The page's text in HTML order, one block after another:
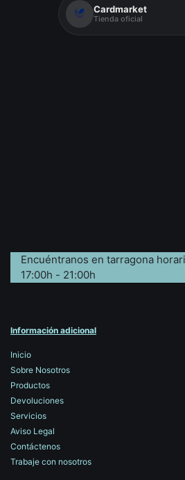
Cardmarket
Tienda oficial
Encuéntranos en tarragona
17:00h - 21:00h
Información adicional
Inicio
Sobre Nosotros
Productos
Devoluciones
Servicios
Aviso Legal
Contáctenos
Trabaje con nosotros